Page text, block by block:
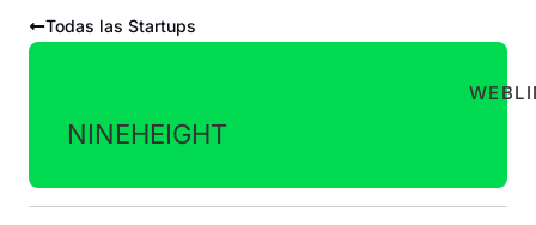
Todas las Startups
NINEHEIGHT
WEB